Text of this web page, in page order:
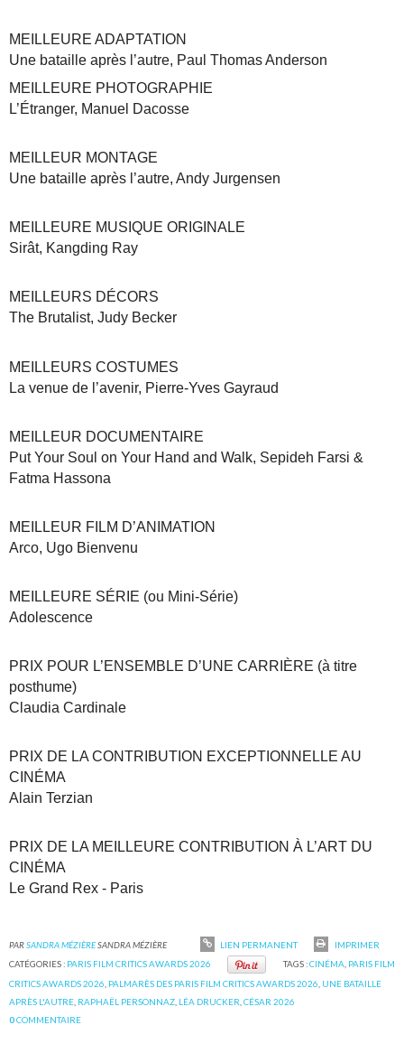
MEILLEURE ADAPTATION
Une bataille après l’autre, Paul Thomas Anderson
MEILLEURE PHOTOGRAPHIE
L’Étranger, Manuel Dacosse
MEILLEUR MONTAGE
Une bataille après l’autre, Andy Jurgensen
MEILLEURE MUSIQUE ORIGINALE
Sirât, Kangding Ray
MEILLEURS DÉCORS
The Brutalist, Judy Becker
MEILLEURS COSTUMES
La venue de l’avenir, Pierre-Yves Gayraud
MEILLEUR DOCUMENTAIRE
Put Your Soul on Your Hand and Walk, Sepideh Farsi &
Fatma Hassona
MEILLEUR FILM D’ANIMATION
Arco, Ugo Bienvenu
MEILLEURE SÉRIE (ou Mini-Série)
Adolescence
PRIX POUR L’ENSEMBLE D’UNE CARRIÈRE (à titre
posthume)
Claudia Cardinale
PRIX DE LA CONTRIBUTION EXCEPTIONNELLE AU
CINÉMA
Alain Terzian
PRIX DE LA MEILLEURE CONTRIBUTION À L’ART DU
CINÉMA
Le Grand Rex - Paris
PARSANDRA MÉZIÈRESANDRA MÉZIÈRE LIEN PERMANENT
IMPRIMER
CATÉGORIES : PARIS FILM CRITICS AWARDS 2026 TAGS :CINÉMA, PARIS FILM
CRITICS AWARDS 2026, PALMARÈS DES PARIS FILM CRITICS AWARDS 2026, UNE BATAILLE
APRÈS L'AUTRE, RAPHAËL PERSONNAZ, LÉA DRUCKER,CÉSAR 2026
0COMMENTAIRE